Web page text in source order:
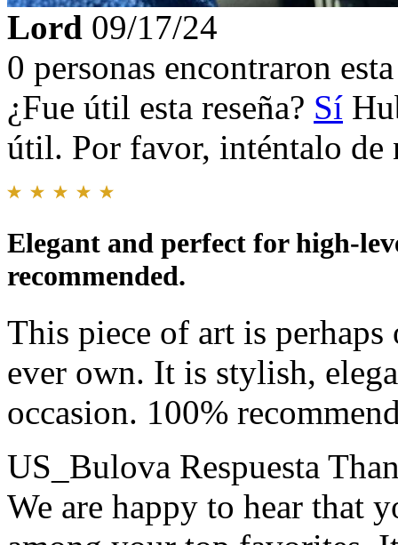
Lord 09/17/24
0 personas encontraron
¿Fue útil esta reseña? Sí
útil. Por favor, inténtalo de
Elegant and perfect for high-
recommended.
This piece of art is perhaps
ever own. It is stylish,
occasion. 100%
US_Bulova Respuesta
We are happy to hear that